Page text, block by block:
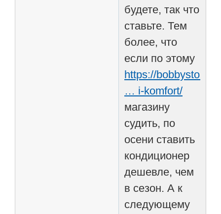
будете, так что
ставьте. Тем
более, что
если по этому
https://
… i-komfort/
магазину
судить, по
осени ставить
кондиционер
дешевле, чем
в сезон. А к
следующему